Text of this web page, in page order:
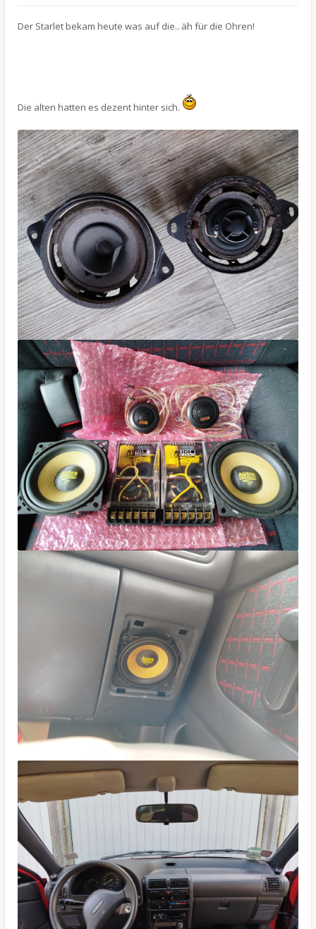
Der Starlet bekam heute was auf die.. äh für die Ohren!
Die alten hatten es dezent hinter sich.